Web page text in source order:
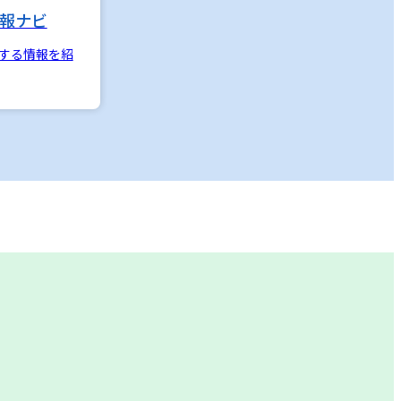
ナビ
る情報を紹